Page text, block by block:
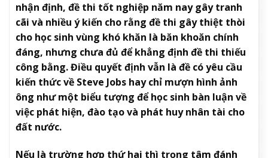
nhận định, đề thi tốt nghiệp năm nay gây tranh
cãi và nhiều ý kiến cho rằng đề thi gây thiệt thòi
cho học sinh vùng khó khăn là băn khoăn chính
đáng, nhưng chưa đủ để khẳng định đề thi thiếu
công bằng. Điều quyết định vẫn là đề có yêu cầu
kiến thức về Steve Jobs hay chỉ mượn hình ảnh
ông như một biểu tượng để học sinh bàn luận về
việc phát hiện, đào tạo và phát huy nhân tài cho
đất nước.
Nếu là trường hợp thứ hai thì trọng tâm đánh